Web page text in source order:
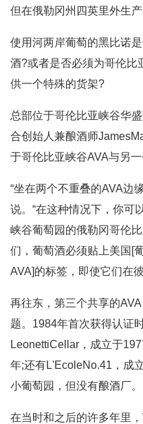
但在俄勒冈州四英里外生
使用河两岸葡萄的黑比诺
酒?或者是否必须为哥伦比
供一个特殊的货架?
总部位于哥伦比亚峡谷华
合创始人兼酿酒师
于哥伦比亚峡谷AVA与另
“坐在两个不重叠的AVA边
说。“在这种情况下，你可
峡谷葡萄园的俄勒冈哥伦
们，葡萄酒必须贴上美国[
AVA]的标签，即使它们在
再往东，第三个共享的
题。1984年首次获得认证
LeonettiCellar，成立于
年;还有L'EcoleNo.41，成
小葡萄园，但没有酿酒厂。
在当时和之后的许多年里